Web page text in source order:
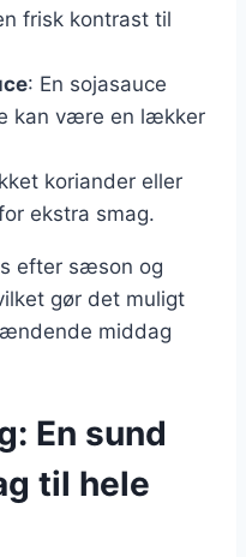
frisk kontrast til
: En sojasauce
kan være en lækker
koriander eller
ekstra smag.
efter sæson og
gør det muligt
middag
En sund
til hele